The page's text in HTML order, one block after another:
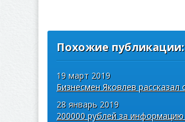
Похожие публикации:
19 март 2019
28 январь 2019